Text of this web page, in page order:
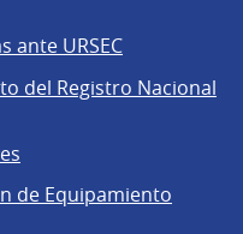
ante URSEC
del Registro Nacional
de Equipamiento